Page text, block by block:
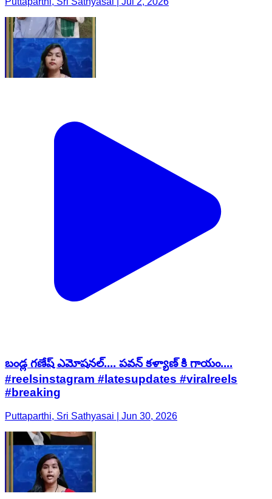
బండ్ల గణేష్ ఎమోషనల్.... పవన్ కళ్యాణ్ కి గాయం....
#reelsinstagram #latesupdates #viralreels
#breaking
Puttaparthi, Sri Sathyasai | Jun 30, 2026